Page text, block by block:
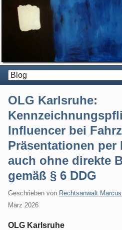
OLG Karlsruhe:
Influencer bei
Präsentationen per
auch ohne direkte
gemäß § 6 DDG
Geschrieben von Rechtsanwalt
März 2026
OLG Karlsruhe